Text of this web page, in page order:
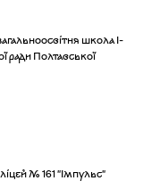
школа І-
ради Полтавської
№ 161 "Імпульс"